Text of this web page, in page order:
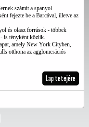
számít a spanyol
fejezte be a Barcával, illetve az
és olasz források - többek
is tényként közlik.
amely New York Cityben,
otthona az agglomerációs
Lap tetejére